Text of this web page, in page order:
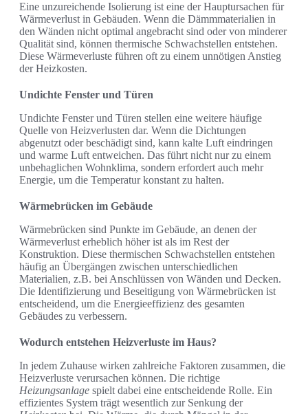
Eine unzureichende Isolierung ist eine der Hauptursachen für
Wärmeverlust in Gebäuden. Wenn die Dämmmaterialien in
den Wänden nicht optimal angebracht sind oder von minderer
Qualität sind, können thermische Schwachstellen entstehen.
Diese Wärmeverluste führen oft zu einem unnötigen Anstieg
der Heizkosten.
Undichte Fenster und Türen
Undichte Fenster und Türen stellen eine weitere häufige
Quelle von Heizverlusten dar. Wenn die Dichtungen
abgenutzt oder beschädigt sind, kann kalte Luft eindringen
und warme Luft entweichen. Das führt nicht nur zu einem
unbehaglichen Wohnklima, sondern erfordert auch mehr
Energie, um die Temperatur konstant zu halten.
Wärmebrücken im Gebäude
Wärmebrücken sind Punkte im Gebäude, an denen der
Wärmeverlust erheblich höher ist als im Rest der
Konstruktion. Diese thermischen Schwachstellen entstehen
häufig an Übergängen zwischen unterschiedlichen
Materialien, z.B. bei Anschlüssen von Wänden und Decken.
Die Identifizierung und Beseitigung von Wärmebrücken ist
entscheidend, um die Energieeffizienz des gesamten
Gebäudes zu verbessern.
Wodurch entstehen Heizverluste im Haus?
In jedem Zuhause wirken zahlreiche Faktoren zusammen, die
Heizverluste verursachen können. Die richtige
Heizungsanlage spielt dabei eine entscheidende Rolle. Ein
effizientes System trägt wesentlich zur Senkung der